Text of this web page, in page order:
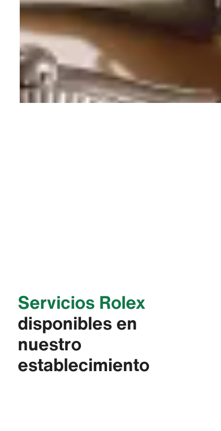
Servicios Rolex
disponibles en
nuestro
establecimiento